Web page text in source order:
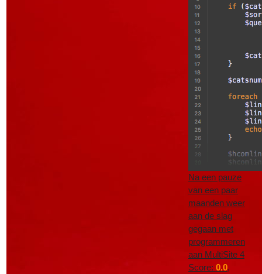
Na een pauze
van een paar
maanden weer
aan de slag
gegaan met
programmeren
aan MultiSite 4
Score: 0.0,